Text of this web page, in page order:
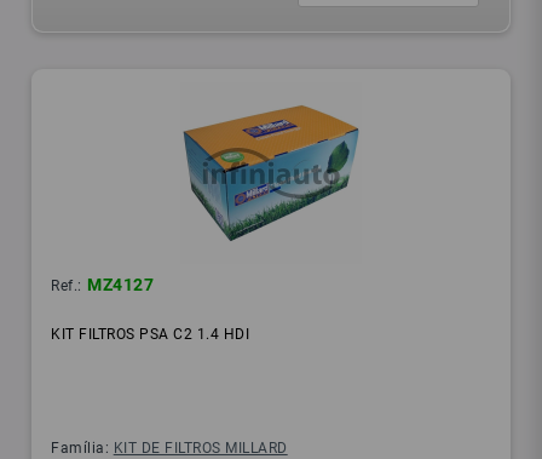
Ref.: MZ4127
KIT FILTROS PSA C2 1.4 HDI
Família: KIT DE FILTROS MILLARD